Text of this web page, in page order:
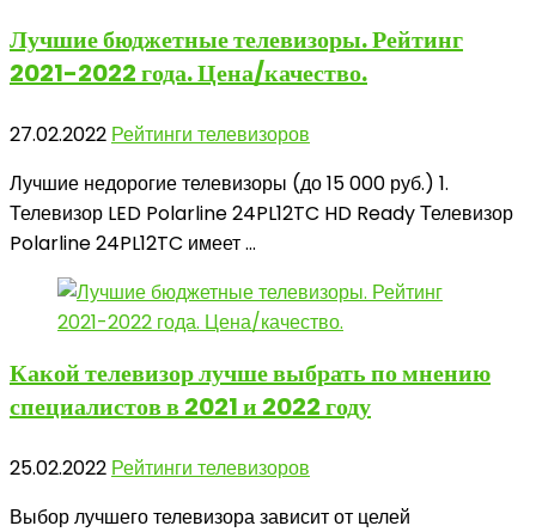
Лучшие бюджетныетелевизоры. Рейтинг
2021-2022 года. Цена/качество.
27.02.2022 Рейтинги телевизоров
Лучшие недорогие телевизоры (до 15 000 руб.) 1.
Телевизор LED Polarline 24PL12TC HD Ready Телевизор
Polarline 24PL12TC имеет ...
Какой телевизорлучше выбрать по мнению
специалистов в 2021 и 2022 году
25.02.2022 Рейтинги телевизоров
Выбор лучшего телевизора зависит от целей